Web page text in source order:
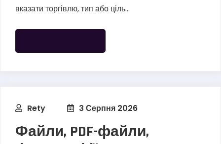
вказати торгівлю, тип або ціль...
Rety 3 Серпня 2026
Файли, PDF-файли,